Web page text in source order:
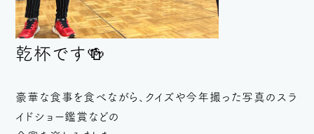
乾杯です🍻
豪華な食事を食べながら、クイズや今年撮った写真のスラ
イドショー鑑賞などの